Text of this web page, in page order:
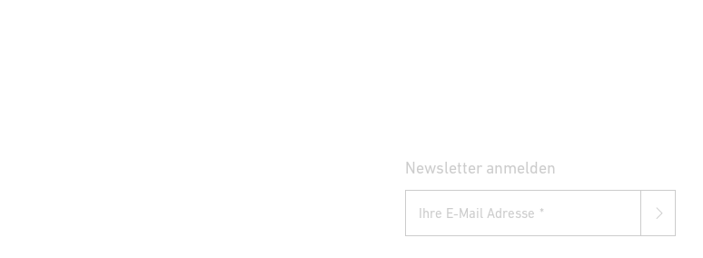
Newsletter anmelden
Ihre E-Mail Adresse